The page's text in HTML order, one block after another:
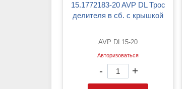
15.1772183-20 AVP DL Трос
делителя в сб. с крышкой
AVP DL15-20
Авторизоваться
- +